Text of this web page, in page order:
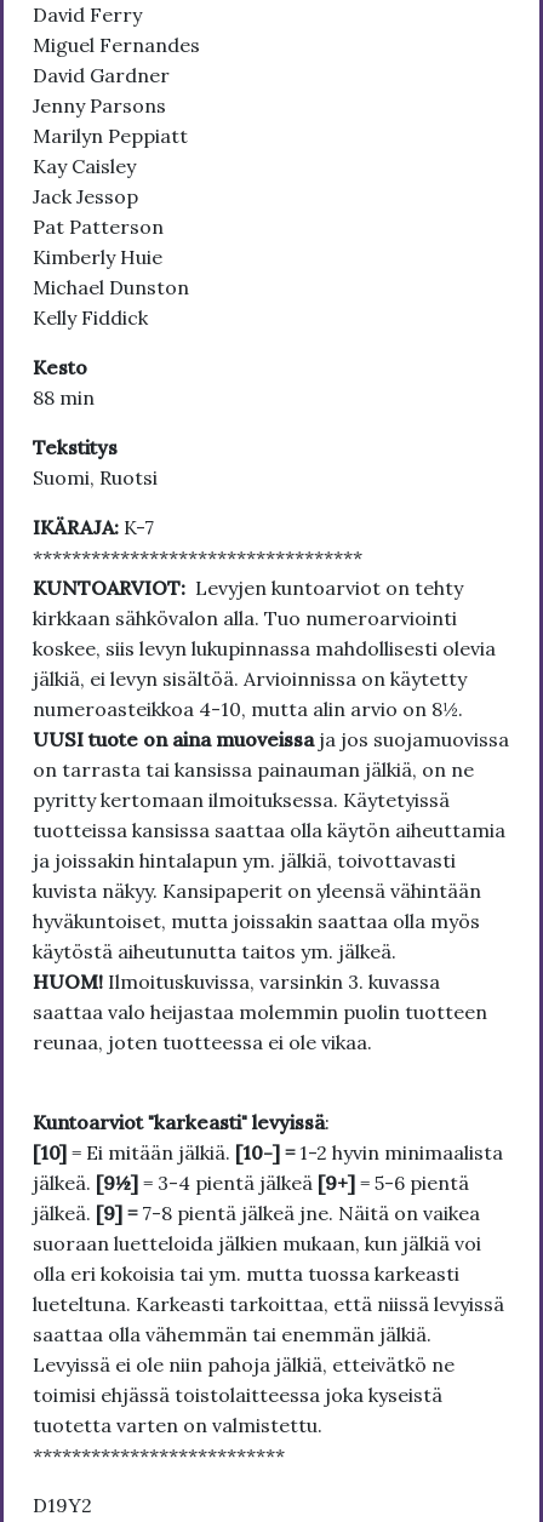
David Ferry
Miguel Fernandes
David Gardner
Jenny Parsons
Marilyn Peppiatt
Kay Caisley
Jack Jessop
Pat Patterson
Kimberly Huie
Michael Dunston
Kelly Fiddick
Kesto
88 min
Tekstitys
Suomi, Ruotsi
IKÄRAJA: K-7
**********************************
KUNTOARVIOT: Levyjen kuntoarviot on tehty
kirkkaan sähkövalon alla. Tuo numeroarviointi
koskee, siis levyn lukupinnassa mahdollisesti olevia
jälkiä, ei levyn sisältöä. Arvioinnissa on käytetty
numeroasteikkoa 4-10, mutta alin arvio on 8½.
UUSI tuote on aina muoveissa ja jos suojamuovissa
on tarrasta tai kansissa painauman jälkiä, on ne
pyritty kertomaan ilmoituksessa. Käytetyissä
tuotteissa kansissa saattaa olla käytön aiheuttamia
ja joissakin hintalapun ym. jälkiä, toivottavasti
kuvista näkyy. Kansipaperit on yleensä vähintään
hyväkuntoiset, mutta joissakin saattaa olla myös
käytöstä aiheutunutta taitos ym. jälkeä.
HUOM! Ilmoituskuvissa, varsinkin 3. kuvassa
saattaa valo heijastaa molemmin puolin tuotteen
reunaa, joten tuotteessa ei ole vikaa.
Kuntoarviot "karkeasti" levyissä:
[10] = Ei mitään jälkiä. [10-] = 1-2 hyvin minimaalista
jälkeä. [9½] = 3-4 pientä jälkeä [9+] = 5-6 pientä
jälkeä. [9] = 7-8 pientä jälkeä jne. Näitä on vaikea
suoraan luetteloida jälkien mukaan, kun jälkiä voi
olla eri kokoisia tai ym. mutta tuossa karkeasti
lueteltuna. Karkeasti tarkoittaa, että niissä levyissä
saattaa olla vähemmän tai enemmän jälkiä.
Levyissä ei ole niin pahoja jälkiä, etteivätkö ne
toimisi ehjässä toistolaitteessa joka kyseistä
tuotetta varten on valmistettu.
**************************
D19Y2